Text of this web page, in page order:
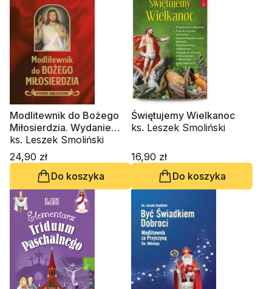
Modlitewnik do Bożego
Miłosierdzia. Wydanie
Jubileuszowe. Jezu Ufam
Tobie
ks. Leszek Smoliński
24,90 zł
Do koszyka
Świętujemy Wielkanoc
ks. Leszek Smoliński
16,90 zł
Do koszyka